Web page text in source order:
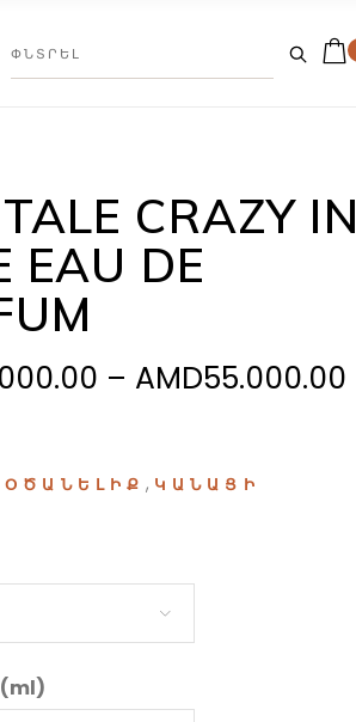
CRAZY IN
EAU DE
– AMD55.000.00
ՕԾԱՆԵԼԻՔ , ԿԱՆԱՑԻ